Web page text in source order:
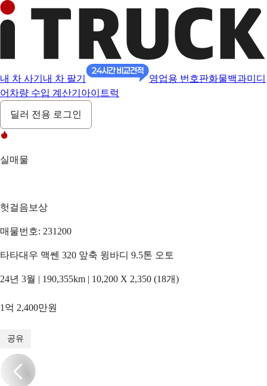
내 차 사기 내 차 팔기 영업용 번호판화물백과미디
어 차량 수입 계산기 아이트럭
딜러 전용 로그인
실매물
헛걸음보상
매물번호: 231200
타타대우 맥쎈 320 앞축 윙바디 9.5톤 오토
24년 3월 | 190,355km | 10,200 X 2,350 (18개)
1억 2,400만원
공유
/10